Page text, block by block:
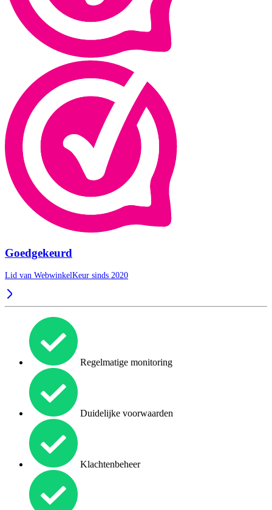
Goedgekeurd
Lid van WebwinkelKeur sinds 2020
Regelmatige monitoring
Duidelijke voorwaarden
Klachtenbeheer